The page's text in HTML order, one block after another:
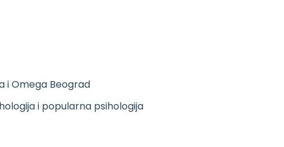
i Omega Beograd
i popularna psihologija